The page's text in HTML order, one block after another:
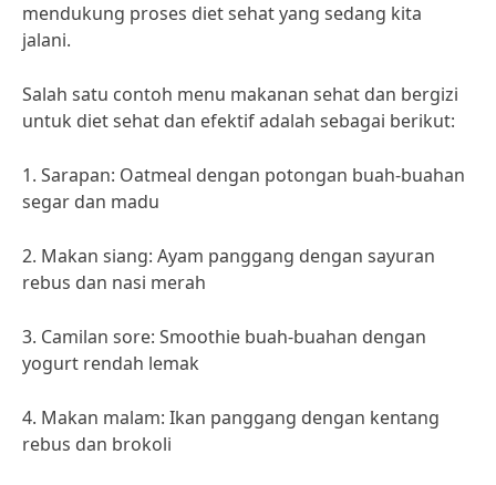
mendukung proses diet sehat yang sedang kita
jalani.
Salah satu contoh menu makanan sehat dan bergizi
untuk diet sehat dan efektif adalah sebagai berikut:
1. Sarapan: Oatmeal dengan potongan buah-buahan
segar dan madu
2. Makan siang: Ayam panggang dengan sayuran
rebus dan nasi merah
3. Camilan sore: Smoothie buah-buahan dengan
yogurt rendah lemak
4. Makan malam: Ikan panggang dengan kentang
rebus dan brokoli